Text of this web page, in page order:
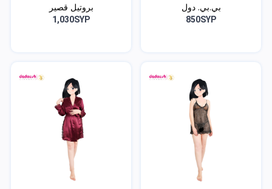
بي.بي. دول
850SYP
بروتيل قصير
1,030SYP